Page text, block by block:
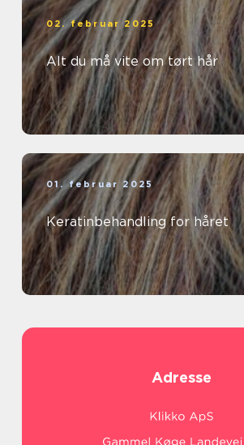
02. februar 2025
Alt du må vite om tørt hår
01. februar 2025
Keratinbehandling for håret
Adresse